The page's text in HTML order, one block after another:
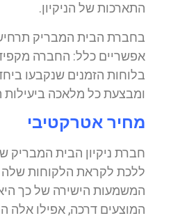
התארכות של הניקיון.
בחברת הבית המבריק
אפשריים כלל: החברה
בלוחות הזמנים שנקבעו
ומבצעת כל מלאכה
מחיר אטרקטיבי
חברת ניקיון הבית
ללכת לקראת הלקוחות שלה
המשמעות הישירה של כך היא
המוצעים דרכה, אפילו אלה